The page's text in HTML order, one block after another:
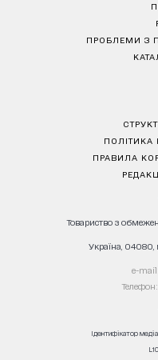
ПРОБЛЕМИ З
ПОЛІТИКА
ПРАВИЛА
Товариство з
Україна, 04080,
е-mail:
Телефон:
Ідентифікатор